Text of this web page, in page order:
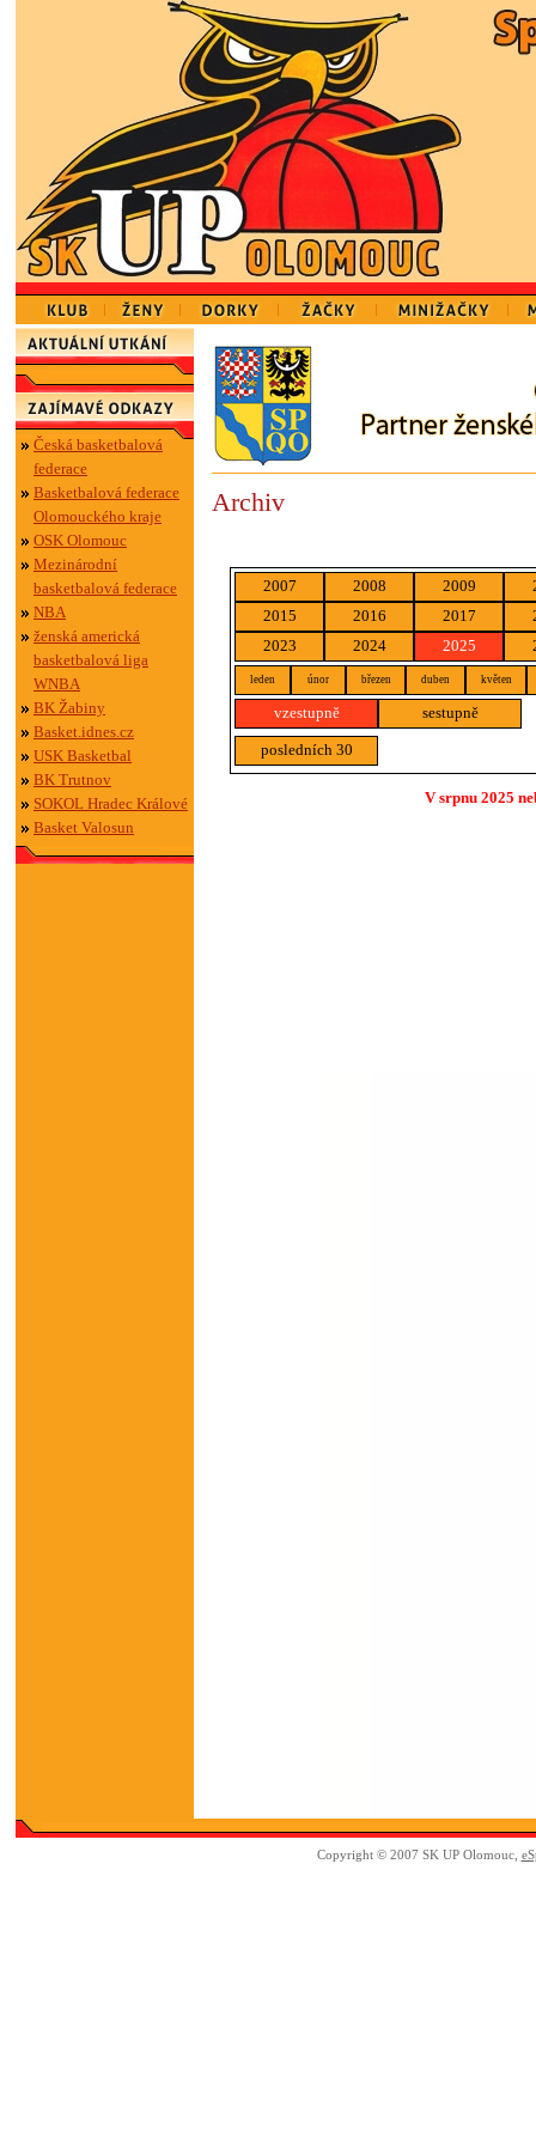
Česká basketbalová
federace
Basketbalová federace
Olomouckého kraje
OSK Olomouc
Mezinárodní
basketbalová federace
NBA
ženská americká
basketbalová liga
WNBA
BK Žabiny
Basket.idnes.cz
USK Basketbal
BK Trutnov
SOKOL Hradec Králové
Basket Valosun
Archiv
2007 2008 2009
2015
2016 2017
2023
2024 2025
leden únor březen duben květen
vzestupně sestupně
posledních 30
V srpnu 2025
Copyright © 2007 SK UP Olomouc,